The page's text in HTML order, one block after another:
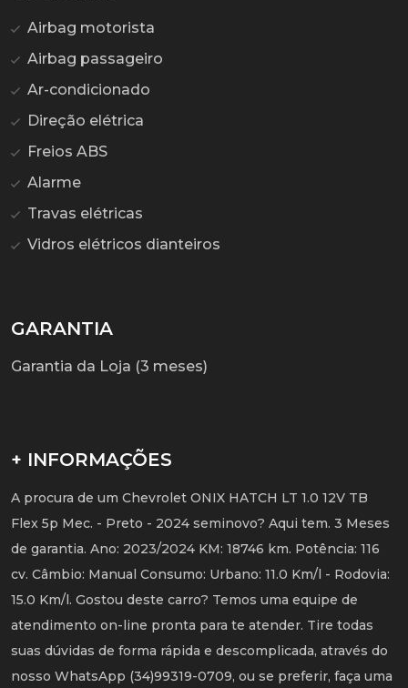
Airbag motorista
Airbag passageiro
Ar-condicionado
Direção elétrica
Freios ABS
Alarme
Travas elétricas
Vidros elétricos dianteiros
GARANTIA
Garantia da Loja (3 meses)
+ INFORMAÇÕES
A procura de um Chevrolet ONIX HATCH LT 1.0 12V TB
Flex 5p Mec. - Preto - 2024 seminovo? Aqui tem. 3 Meses
de garantia. Ano: 2023/2024 KM: 18746 km. Potência: 116
cv. Câmbio: Manual Consumo: Urbano: 11.0 Km/l - Rodovia:
15.0 Km/l. Gostou deste carro? Temos uma equipe de
atendimento on-line pronta para te atender. Tire todas
suas dúvidas de forma rápida e descomplicada, através do
nosso WhatsApp (34)99319-0709, ou se preferir, faça uma